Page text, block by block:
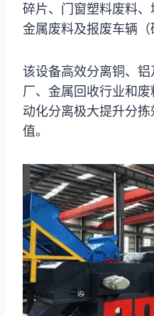
碎片、门窗塑料废料
金属废料及报废车辆（
该设备高效分离铜、
厂、金属回收行业和
动化分离极大提升分
值。